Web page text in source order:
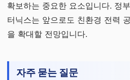
확보하는 중요한 요소입니다. 정
터닉스는 앞으로도 친환경 전력
을 확대할 전망입니다.
자주 묻는 질문